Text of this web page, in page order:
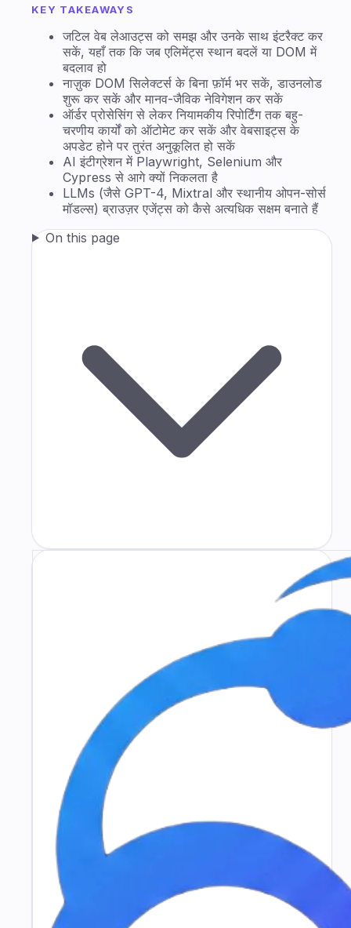
KEY TAKEAWAYS
जटिल वेब लेआउट्स को समझ और उनके साथ इंटरैक्ट कर
सकें, यहाँ तक कि जब एलिमेंट्स स्थान बदलें या DOM में
बदलाव हो
नाज़ुक DOM सिलेक्टर्स के बिना फ़ॉर्म भर सकें, डाउनलोड
शुरू कर सकें और मानव-जैविक नेविगेशन कर सकें
ऑर्डर प्रोसेसिंग से लेकर नियामकीय रिपोर्टिंग तक बहु-
चरणीय कार्यों को ऑटोमेट कर सकें और वेबसाइट्स के
अपडेट होने पर तुरंत अनुकूलित हो सकें
AI इंटीग्रेशन में Playwright, Selenium और
Cypress से आगे क्यों निकलता है
LLMs (जैसे GPT-4, Mixtral और स्थानीय ओपन-सोर्स
मॉडल्स) ब्राउज़र एजेंट्स को कैसे अत्यधिक सक्षम बनाते हैं
On this page